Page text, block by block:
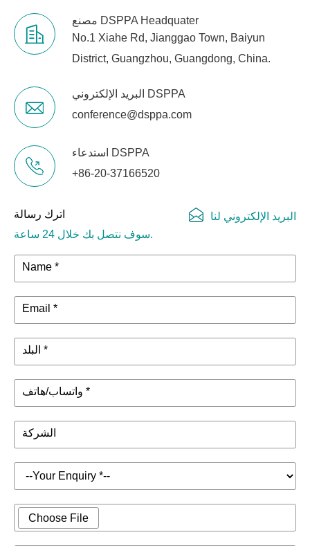
مصنع DSPPA Headquater
No.1 Xiahe Rd, Jianggao Town, Baiyun
District, Guangzhou, Guangdong, China.
البريد الإلكتروني DSPPA
conference@dsppa.com
استدعاء DSPPA
+86-20-37166520
اترك رسالة
سوف نتصل بك خلال 24 ساعة.
البريد الإلكتروني لنا
Name *
Email *
البلد *
واتساب/هاتف *
الشركة
Choose File